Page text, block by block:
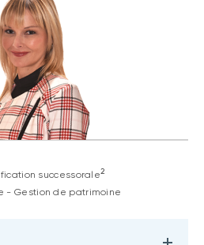
successorale2
- Gestion de patrimoine